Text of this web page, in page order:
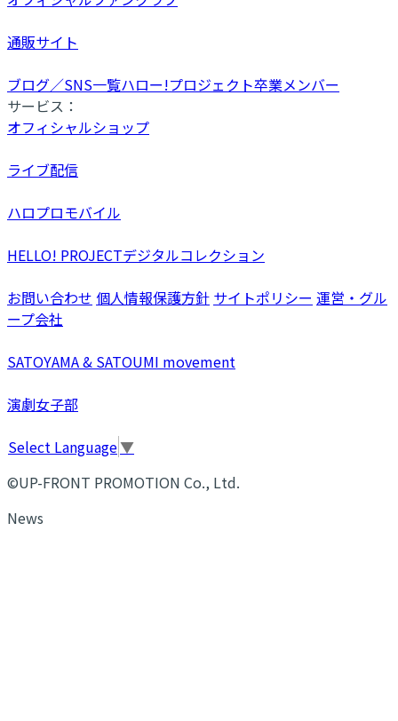
通販サイト
ブログ／SNS一覧ハロー!プロジェクト卒業メンバー
サービス：
オフィシャルショップ
ライブ配信
ハロプロモバイル
HELLO! PROJECTデジタルコレクション
お問い合わせ 個人情報保護方針 サイトポリシー 運営・グル
ープ会社
SATOYAMA & SATOUMI movement
演劇女子部
Select Language▼
©UP-FRONT PROMOTION Co., Ltd.
News